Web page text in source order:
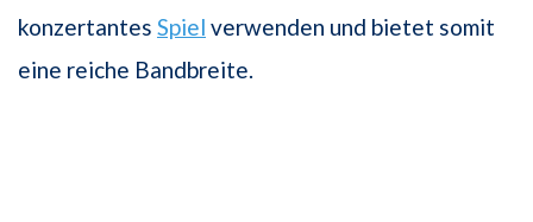
konzertantes Spiel verwenden und bietet somit
eine reiche Bandbreite.